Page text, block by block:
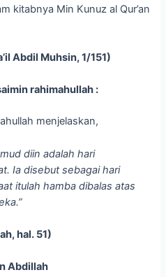
kitabnya Min Kunuz al Qur’an
Abdil Muhsin, 1/151)
rahimahullah :
menjelaskan,
diin adalah hari
Ia disebut sebagai hari
itulah hamba dibalas atas
hal. 51)
Abdillah